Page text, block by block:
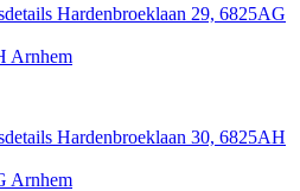
Hardenbroeklaan 29, 6825AG
Arnhem
Hardenbroeklaan 30, 6825AH
Arnhem